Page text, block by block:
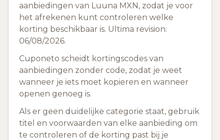
aanbiedingen van Luuna MXN, zodat je voor
het afrekenen kunt controleren welke
korting beschikbaar is. Ultima revision:
06/08/2026.
Cuponeto scheidt kortingscodes van
aanbiedingen zonder code, zodat je weet
wanneer je iets moet kopieren en wanneer
openen genoeg is.
Als er geen duidelijke categorie staat, gebruik
titel en voorwaarden van elke aanbieding om
te controleren of de korting past bij je